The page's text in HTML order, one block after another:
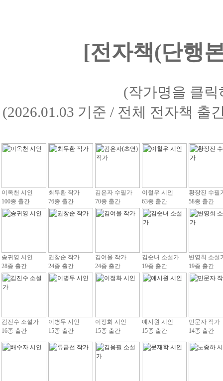
[전자책(단행
(작가명을 클
(2026.01.03 기준 / 전체 전자책 출
이옥천 시인
100종 출간
최두환 작가
76종 출간
김은자 수필가
70종 출간
이철우 시인
63종 출간
황장진 수필
58종 출간
송귀영 시인
28종 출간
권창순 작가
24종 출간
김여울 작가
24종 출간
김순녀 소설가
19종 출간
변영희 소설
19종 출간
김진수 소설가
16종 출간
이병두 시인
15종 출간
이정화 시인
15종 출간
예시원 시인
15종 출간
민문자 작가
14종 출간